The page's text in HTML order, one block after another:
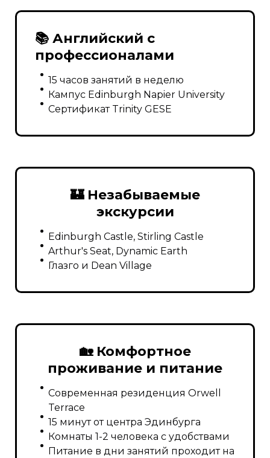
📚 Английский с
профессионалами
15 часов занятий в неделю
Кампус Edinburgh Napier University
Сертификат Trinity GESE
🏰 Незабываемые
экскурсии
Edinburgh Castle, Stirling Castle
Arthur's Seat, Dynamic Earth
Глазго и Dean Village
🏡 Комфортное
проживание и питание
Современная резиденция Orwell
Terrace
15 минут от центра Эдинбурга
Комнаты 1-2 человека с удобствами
Питание в дни занятий проходит на